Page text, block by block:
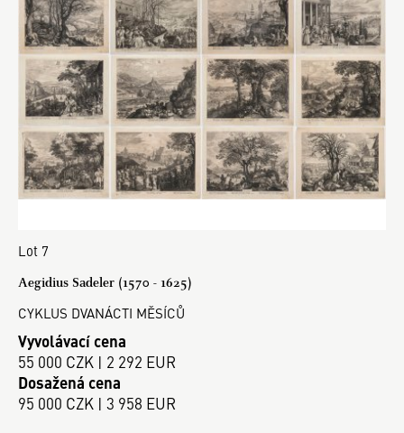
Lot 7
Aegidius Sadeler (1570 - 1625)
CYKLUS DVANÁCTI MĚSÍCŮ
Vyvolávací cena
55 000 CZK | 2 292 EUR
Dosažená cena
95 000 CZK | 3 958 EUR